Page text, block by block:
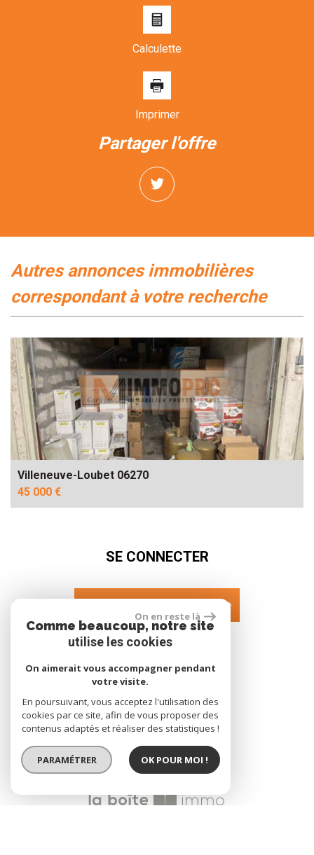
Calculette
Imprimer
partager l'offre
autres annonces immobilières
correspondant à votre recherche
Villeneuve-Loubet 06270
45 000 €
SE CONNECTER
Espace propriétaire
site réalisé par
On en reste là
Comme beaucoup, notre site
utilise les cookies
On aimerait vous accompagner pendant
votre visite.
En poursuivant, vous acceptez l'utilisation des
cookies par ce site, afin de vous proposer des
contenus adaptés et réaliser des statistiques !
PARAMÉTRER OK POUR MOI !